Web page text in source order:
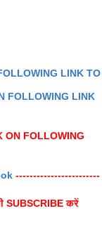
FOLLOWING LINK TO
ON FOLLOWING
------------------------
SUBSCRIBE करें